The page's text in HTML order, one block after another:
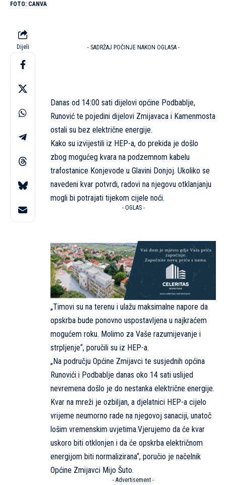
CANVA
Dijeli - SADRŽAJ POČINJE NAKON OGLASA -
Danas od 14:00 sati dijelovi općine Podbablje,
Runović te pojedini dijelovi Zmijavaca i Kamenmosta
ostali su bez električne energije.
Kako su izvijestili iz HEP-a, do prekida je došlo
zbog mogućeg kvara na podzemnom kabelu
trafostanice Konjevode u Glavini Donjoj. Ukoliko se
navedeni kvar potvrdi, radovi na njegovu otklanjanju
mogli bi potrajati tijekom cijele noći.
- OGLAS -
„Timovi su na terenu i ulažu maksimalne napore da
opskrba bude ponovno uspostavljena u najkraćem
mogućem roku. Molimo za Vaše razumijevanje i
strpljenje“, poručili su iz HEP-a.
„Na području Općine Zmijavci te susjednih općina
Runovići i Podbablje danas oko 14 sati uslijed
nevremena došlo je do nestanka električne energije.
Kvar na mreži je ozbiljan, a djelatnici HEP-a cijelo
vrijeme neumorno rade na njegovoj sanaciji, unatoč
lošim vremenskim uvjetima.Vjerujemo da će kvar
uskoro biti otklonjen i da će opskrba električnom
energijom biti normalizirana“, poručio je načelnik
Općine Zmijavci Mijo Šuto.
- Advertisement -